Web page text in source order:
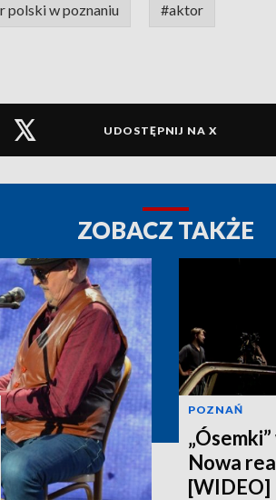
polski w poznaniu #aktor
UDOSTĘPNIJ NA X
ZOBACZ TAKŻE
POZNAŃ
Nowa
[WIDEO]